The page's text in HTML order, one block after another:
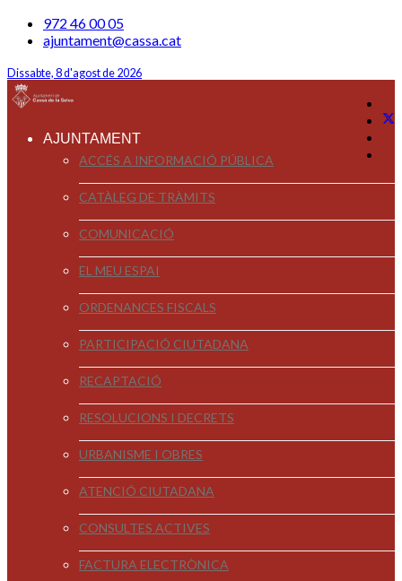
972 46 00 05
ajuntament@cassa.cat
Dissabte, 8 d'agost de 2026
AJUNTAMENT
ACCÉS A INFORMACIÓ PÚBLICA
CATÀLEG DE TRÀMITS
COMUNICACIÓ
EL MEU ESPAI
ORDENANCES FISCALS
PARTICIPACIÓ CIUTADANA
RECAPTACIÓ
RESOLUCIONS I DECRETS
URBANISME I OBRES
ATENCIÓ CIUTADANA
CONSULTES ACTIVES
FACTURA ELECTRÒNICA